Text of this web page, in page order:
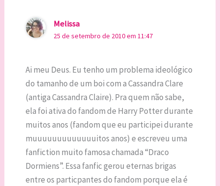
Melissa
25 de setembro de 2010 em 11:47
Ai meu Deus. Eu tenho um problema ideológico
do tamanho de um boi com a Cassandra Clare
(antiga Cassandra Claire). Pra quem não sabe,
ela foi ativa do fandom de Harry Potter durante
muitos anos (fandom que eu participei durante
muuuuuuuuuuuuuitos anos) e escreveu uma
fanfiction muito famosa chamada “Draco
Dormiens”. Essa fanfic gerou eternas brigas
entre os particpantes do fandom porque ela é